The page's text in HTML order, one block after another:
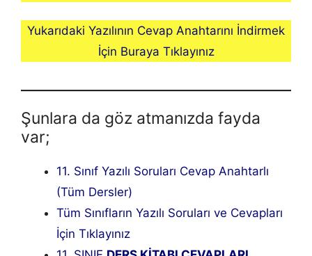
Yukarıdaki Yazılının Cevap Anahtarını İndirmek
İçin Buraya Tıklayınız
Şunlara da göz atmanızda fayda
var;
11. Sınıf Yazılı Soruları Cevap Anahtarlı
(Tüm Dersler)
Tüm Sınıfların Yazılı Soruları ve Cevapları
İçin Tıklayınız